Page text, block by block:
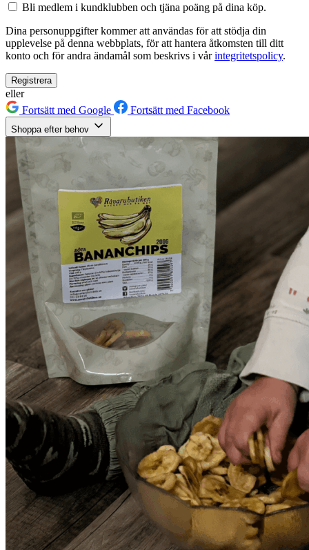
Bli medlem i kundklubben och tjäna poäng på dina köp.
Dina personuppgifter kommer att användas för att stödja din
upplevelse på denna webbplats, för att hantera åtkomsten till ditt
konto och för andra ändamål som beskrivs i vårintegritetspolicy.
Registrera
eller
Fortsätt med Google
Fortsätt med Facebook
Shoppa efter behov